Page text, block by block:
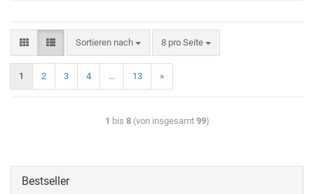
Sortieren nach 8 pro Seite
1 2 3 4 ... 13 »
1 bis 8(von insgesamt 99)
Bestseller